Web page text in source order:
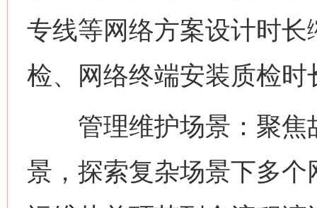
专线等网络方案设计时
检、网络终端安装质检
管理维护场景：聚焦
景，探索复杂场景下多